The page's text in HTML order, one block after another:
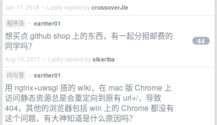
Jan 17, 2018 • Lastly replied bycrossoverJie
程序员 • earther01
想买点 github shop 上的东西，有一起分担邮费的
同学吗？
Aug 10, 2017 • Lastly replied bysikariba
44
问与答 • earther01
用 nginx+uwsgi 搭的 wiki，在 mac 版 Chrome 上
访问静态资源总是会重定向到原有 url+/，导致
404，其他的浏览器包括 win 上的 Chrome 都没有
这个问题，有大神知道是什么原因吗？